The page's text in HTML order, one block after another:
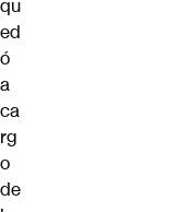
qu
ed
ó
a
ca
rg
o
de